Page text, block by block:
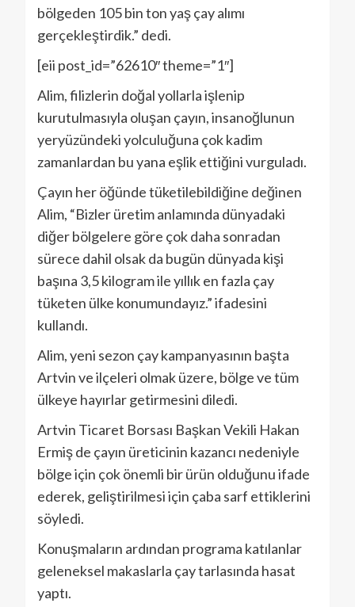
bölgeden 105 bin ton yaş çay alımı
gerçekleştirdik.” dedi.
[eii post_id=”62610″ theme=”1″]
Alim, filizlerin doğal yollarla işlenip
kurutulmasıyla oluşan çayın, insanoğlunun
yeryüzündeki yolculuğuna çok kadim
zamanlardan bu yana eşlik ettiğini vurguladı.
Çayın her öğünde tüketilebildiğine değinen
Alim, “Bizler üretim anlamında dünyadaki
diğer bölgelere göre çok daha sonradan
sürece dahil olsak da bugün dünyada kişi
başına 3,5 kilogram ile yıllık en fazla çay
tüketen ülke konumundayız.” ifadesini
kullandı.
Alim, yeni sezon çay kampanyasının başta
Artvin ve ilçeleri olmak üzere, bölge ve tüm
ülkeye hayırlar getirmesini diledi.
Artvin Ticaret Borsası Başkan Vekili Hakan
Ermiş de çayın üreticinin kazancı nedeniyle
bölge için çok önemli bir ürün olduğunu ifade
ederek, geliştirilmesi için çaba sarf ettiklerini
söyledi.
Konuşmaların ardından programa katılanlar
geleneksel makaslarla çay tarlasında hasat
yaptı.